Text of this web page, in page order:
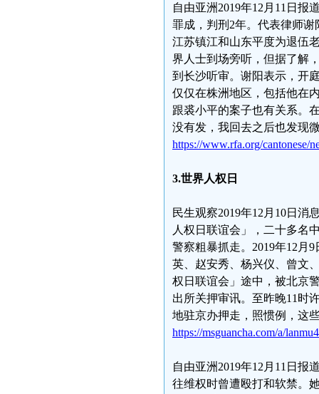
自由亚洲2019年12月11日报
罪成，判刑2年。代表律师
江苏镇江和山东平度为退伍
界人士到场旁听，但据了解
到长沙听审。谢阳表示，开
仅仅在株洲地区，包括他在
跟裘小平的案子也有关系。
没有发，我回去之后也发现
https://www.rfa.org/cantonese/
3.世界人权日
民生观察2019年12月10日消
人权日联谊会」，二十多名
警察粗暴抓走。2019年12月
英、赵安秀、杨兴仪、曾文
权日联谊会」途中，被北京
出所关押审讯。至昨晚11时
地驻京办押走，照惯例，这
https://msguancha.com/a/
自由亚洲2019年12月11日报
往维权时曾遭殴打和软禁。